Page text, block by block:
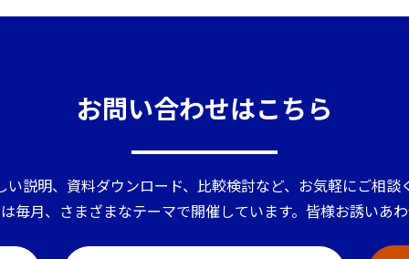
お問い合わせはこちら
い説明、資料ダウンロード、比較検討など、お気軽にご相談
毎月、さまざまなテーマで開催しています。皆様お誘いあ